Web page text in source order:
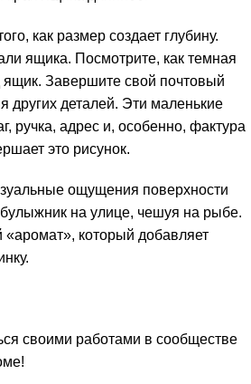
как размер создает глубину.
ящика. Посмотрите, как темная
ящик. Завершите свой почтовый
других деталей. Эти маленькие
ручка, адрес и, особенно, фактура
это рисунок.
ощущения поверхности
на улице, чешуя на рыбе.
«аромат», который добавляет
своими работами в сообществе
!